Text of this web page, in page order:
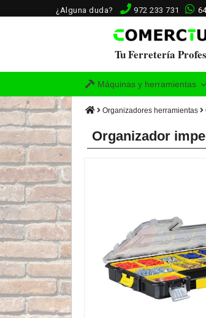
¿Alguna duda? 972 233 731
Tu Ferretería
Máquinas y herramientas
Organizadores herramientas
Organizador